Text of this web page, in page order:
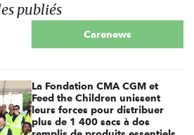
publiés
Carenews
La Fondation CMA CGM et
Feed the Children unissent
leurs forces pour distribuer
plus de 1 400 sacs à dos